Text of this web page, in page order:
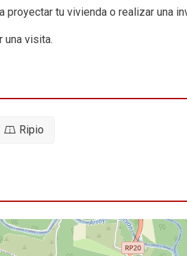
proyectar tu vivienda o realizar una
una visita.
Ripio